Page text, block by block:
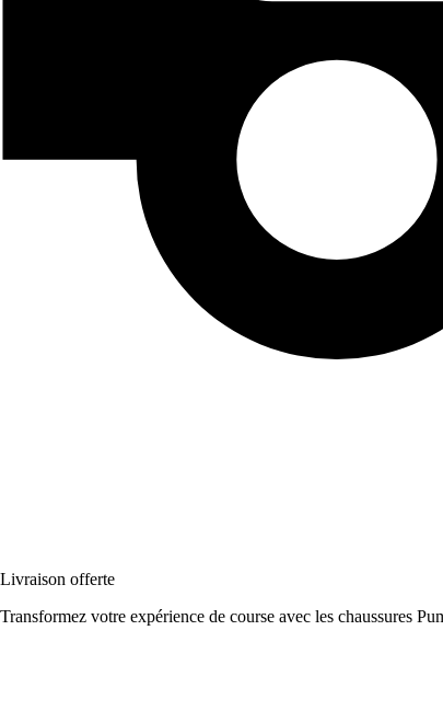
Livraison offerte
Transformez votre expérience de course avec les chaussures